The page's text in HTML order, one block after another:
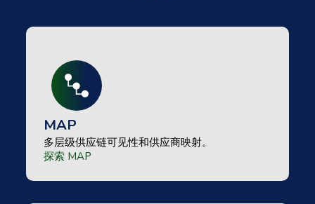
MAP
多层级供应链可见性和供应商映射。
探索 MAP